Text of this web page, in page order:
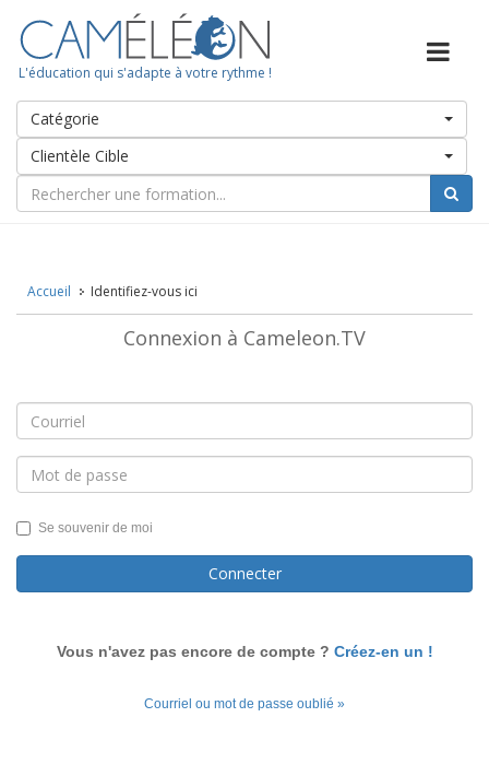
L'éducation qui s'adapte à votre rythme !
Catégorie
Clientèle Cible
Accueil Identifiez-vous ici
Connexion à Cameleon.TV
Se souvenir de moi
Connecter
Vous n'avez pas encore de compte ? Créez-en un !
Courriel ou mot de passe oublié »